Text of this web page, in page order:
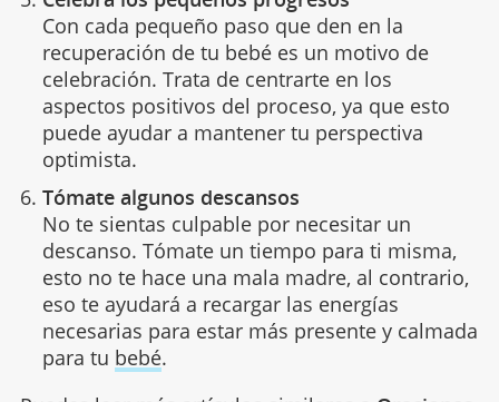
Con cada pequeño paso que den en la
recuperación de tu bebé es un motivo de
celebración. Trata de centrarte en los
aspectos positivos del proceso, ya que esto
puede ayudar a mantener tu perspectiva
optimista.
Tómate algunos descansos
No te sientas culpable por necesitar un
descanso. Tómate un tiempo para ti misma,
esto no te hace una mala madre, al contrario,
eso te ayudará a recargar las energías
necesarias para estar más presente y calmada
para tu bebé.